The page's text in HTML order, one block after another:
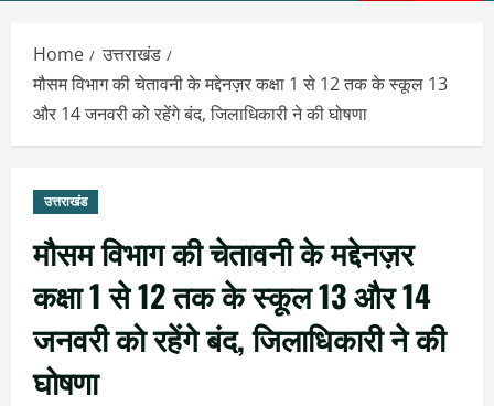
Home
उत्तराखंड
मौसम विभाग की चेतावनी के मद्देनज़र कक्षा 1 से 12 तक के स्कूल 13
और 14 जनवरी को रहेंगे बंद, जिलाधिकारी ने की घोषणा
उत्तराखंड
मौसम विभाग की चेतावनी के मद्देनज़र
कक्षा 1 से 12 तक के स्कूल 13 और 14
जनवरी को रहेंगे बंद, जिलाधिकारी ने की
घोषणा